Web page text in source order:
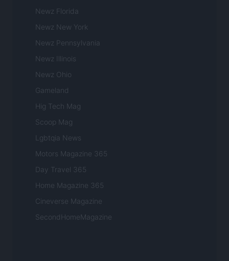
Newz Florida
Newz New York
Newz Pennsylvania
Newz Illinois
Newz Ohio
Gameland
Hig Tech Mag
Scoop Mag
Lgbtqia News
Motors Magazine 365
Day Travel 365
Home Magazine 365
Cineverse Magazine
SecondHomeMagazine